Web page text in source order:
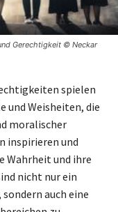
Gerechtigkeit © Neckar
spielen
und Weisheiten, die
moralischer
inspirieren und
Wahrheit und ihre
nicht nur ein
auch eine